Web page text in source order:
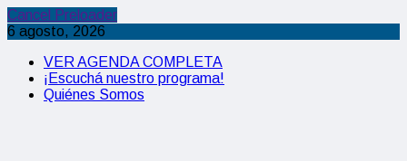
Cancel Preloader
6 agosto, 2026
VER AGENDA COMPLETA
¡Escuchá nuestro programa!
Quiénes Somos